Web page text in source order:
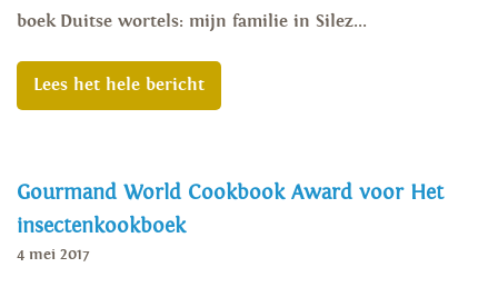
boek Duitse wortels: mijn familie in Silez...
Lees het hele bericht
Gourmand World Cookbook Award voor Het
insectenkookboek
4 mei 2017